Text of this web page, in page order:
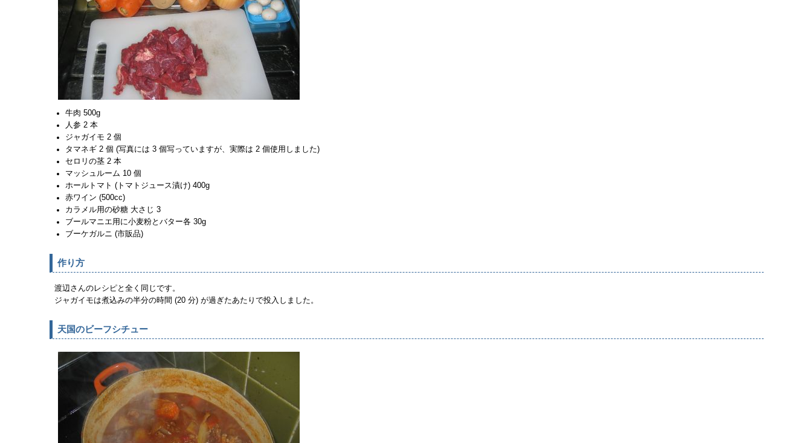
牛肉 500g
人参 2 本
ジャガイモ 2 個
タマネギ 2 個 (写真には 3 個写っていますが、実際は 2 個使用しました)
セロリの茎 2 本
マッシュルーム 10 個
ホールトマト (トマトジュース漬け) 400g
赤ワイン (500cc)
カラメル用の砂糖 大さじ 3
ブールマニエ用に小麦粉とバター各 30g
ブーケガルニ (市販品)
作り方
渡辺さんのレシピと全く同じです。
ジャガイモは煮込みの半分の時間 (20 分) が過ぎたあたりで投入しました。
天国のビーフシチュー